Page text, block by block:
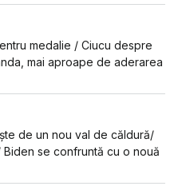
medalie / Ciucu despre
mai aproape de aderarea
de un nou val de căldură/
se confruntă cu o nouă